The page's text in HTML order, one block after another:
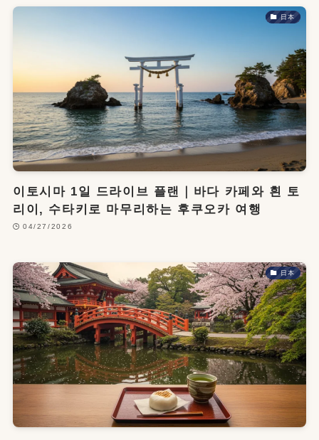
日本
이토시마 1일 드라이브 플랜｜바다 카페와 흰 토
리이, 수타키로 마무리하는 후쿠오카 여행
04/27/2026
日本